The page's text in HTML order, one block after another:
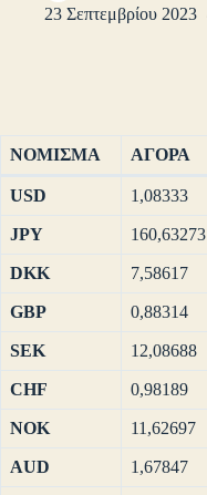
23 Σεπτεμβρίου 2023
ΝΟΜΙΣΜΑ ΑΓΟΡΑ
USD 1,08333
JPY 160,63273
DKK 7,58617
GBP 0,88314
SEK 12,08688
CHF 0,98189
NOK 11,62697
AUD 1,67847